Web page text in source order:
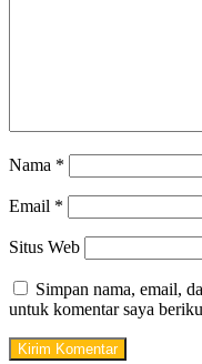
Nama *
Email *
Situs Web
Simpan nama, email,
untuk komentar saya